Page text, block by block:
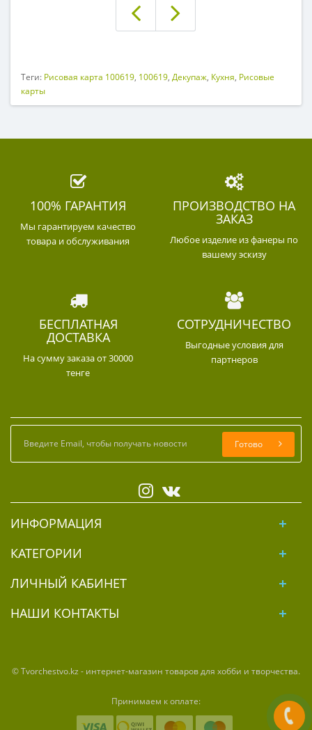
Теги: Рисовая карта 100619, 100619, Декупаж, Кухня, Рисовые
карты
100% ГАРАНТИЯ
Мы гарантируем качество
товара и обслуживания
ПРОИЗВОДСТВО НА
ЗАКАЗ
Любое изделие из фанеры по
вашему эскизу
БЕСПЛАТНАЯ
ДОСТАВКА
На сумму заказа от 30000
тенге
СОТРУДНИЧЕСТВО
Выгодные условия для
партнеров
Готово
ИНФОРМАЦИЯ
КАТЕГОРИИ
ЛИЧНЫЙ КАБИНЕТ
НАШИ КОНТАКТЫ
© Tvorchestvo.kz - интернет-магазин товаров для хобби и творчества.
Принимаем к оплате: